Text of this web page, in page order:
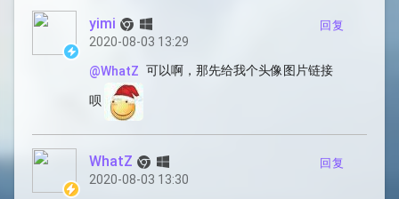
yimi
2020-08-03 13:29
回复
@WhatZ 可以啊，那先给我个头像图片链接
呗
WhatZ
2020-08-03 13:30
回复